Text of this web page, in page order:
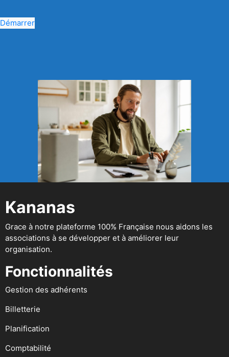
Démarrer
Kananas
Grace à notre plateforme 100% Française nous aidons les
associations à se développer et à améliorer leur
organisation.
Fonctionnalités
Gestion des adhérents
Billetterie
Planification
Comptabilité